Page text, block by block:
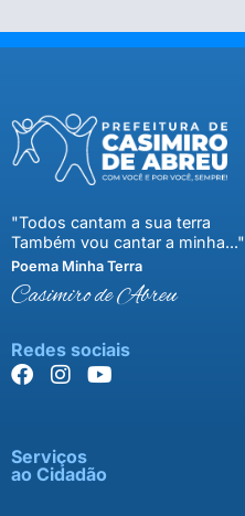
"Todos cantam a sua terra
Também vou cantar a minha..."
Poema Minha Terra
Casimiro de Abreu
Redes sociais
Serviços
ao Cidadão